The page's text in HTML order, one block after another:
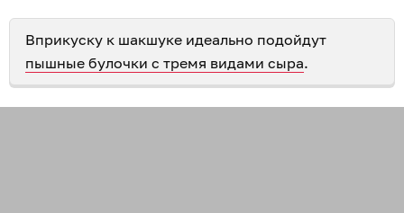
Вприкуску к шакшуке идеально подойдут
пышные булочки с тремя видами сыра.